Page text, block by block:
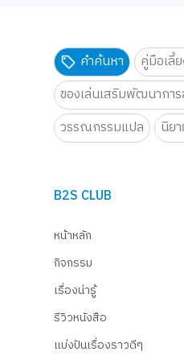
คำค้นหา คู่มือเลี้
ของเล่นเสริมพัฒนากา
วรรณกรรมแปล
นิย
B2S CLUB
หน้าหลัก
กิจกรรม
เรื่องน่ารู้
รีวิวหนังสือ
แบ่งปันเรื่องราวดีๆ